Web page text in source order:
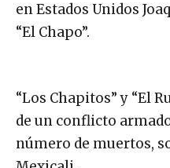
en Estados Unidos
“El Chapo”.
“Los Chapitos” y “El
de un conflicto
número de muertos,